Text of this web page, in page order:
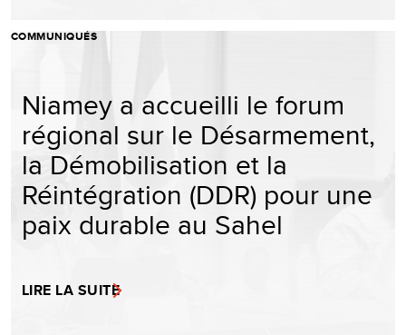
COMMUNIQUÉS
Niamey a accueilli le forum
régional sur le Désarmement,
la Démobilisation et la
Réintégration (DDR) pour une
paix durable au Sahel
LIRE LA SUITE